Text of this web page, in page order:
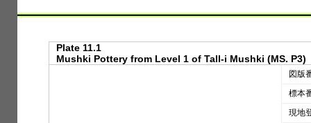
Plate 11.1
Mushki Pottery from Level 1 of Tall-i Mushki (MS. P3)
図版
標本
現地